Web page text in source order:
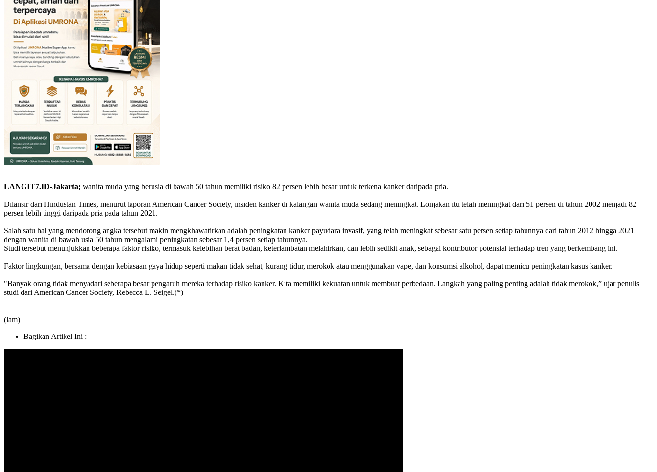
LANGIT7.ID-Jakarta; wanita muda yang berusia di bawah 50 tahun memiliki risiko 82 persen lebih besar untuk terkena kanker daripada pria.
Dilansir dari Hindustan Times, menurut laporan American Cancer Society, insiden kanker di kalangan wanita muda sedang meningkat. Lonjakan itu telah meningkat dari 51 persen di tahun 2002 menjadi 82
persen lebih tinggi daripada pria pada tahun 2021.
Salah satu hal yang mendorong angka tersebut makin mengkhawatirkan adalah peningkatan kanker payudara invasif, yang telah meningkat sebesar satu persen setiap tahunnya dari tahun 2012 hingga 2021,
dengan wanita di bawah usia 50 tahun mengalami peningkatan sebesar 1,4 persen setiap tahunnya.
Studi tersebut menunjukkan beberapa faktor risiko, termasuk kelebihan berat badan, keterlambatan melahirkan, dan lebih sedikit anak, sebagai kontributor potensial terhadap tren yang berkembang ini.
Faktor lingkungan, bersama dengan kebiasaan gaya hidup seperti makan tidak sehat, kurang tidur, merokok atau menggunakan vape, dan konsumsi alkohol, dapat memicu peningkatan kasus kanker.
"Banyak orang tidak menyadari seberapa besar pengaruh mereka terhadap risiko kanker. Kita memiliki kekuatan untuk membuat perbedaan. Langkah yang paling penting adalah tidak merokok,” ujar penulis
studi dari American Cancer Society, Rebecca L. Seigel.(*)
(lam)
Bagikan Artikel Ini :